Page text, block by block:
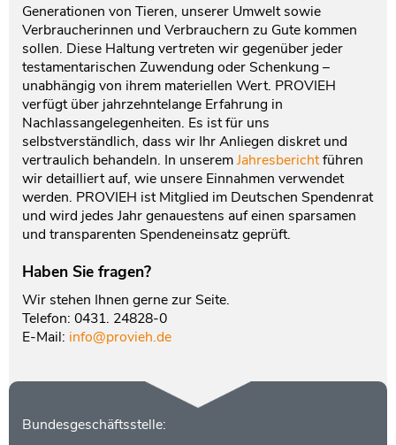
Generationen von Tieren, unserer Umwelt sowie
Verbraucherinnen und Verbrauchern zu Gute kommen
sollen. Diese Haltung vertreten wir gegenüber jeder
testamentarischen Zuwendung oder Schenkung –
unabhängig von ihrem materiellen Wert. PROVIEH
verfügt über jahrzehntelange Erfahrung in
Nachlassangelegenheiten. Es ist für uns
selbstverständlich, dass wir Ihr Anliegen diskret und
vertraulich behandeln. In unseremJahresberichtführen
wir detailliert auf, wie unsere Einnahmen verwendet
werden. PROVIEH ist Mitglied im Deutschen Spendenrat
und wird jedes Jahr genauestens auf einen sparsamen
und transparenten Spendeneinsatz geprüft.
Haben Sie fragen?
Wir stehen Ihnen gerne zur Seite.
Telefon: 0431. 24828-0
E-Mail: info@provieh.de
Kontakt
Bundesgeschäftsstelle: